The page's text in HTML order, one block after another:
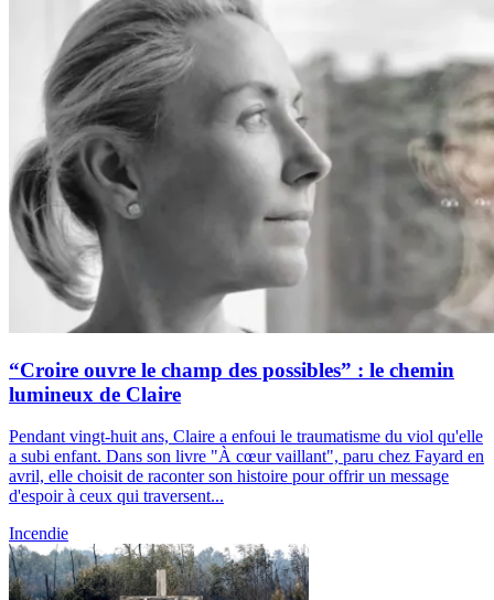
“Croire ouvre le champ des possibles” : le chemin
lumineux de Claire
Pendant vingt-huit ans, Claire a enfoui le traumatisme du viol qu'elle
a subi enfant. Dans son livre "À cœur vaillant", paru chez Fayard en
avril, elle choisit de raconter son histoire pour offrir un message
d'espoir à ceux qui traversent...
Incendie